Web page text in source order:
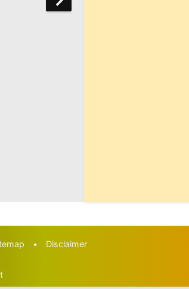
• Disclaimer